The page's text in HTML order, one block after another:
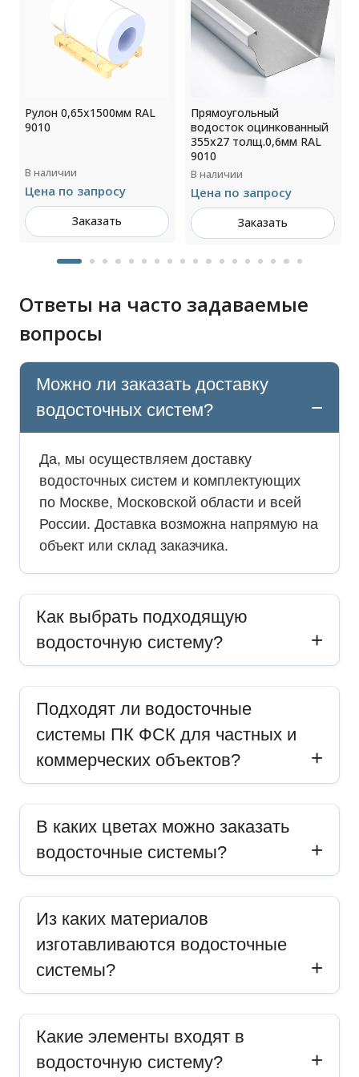
Рулон 0,65x1500мм RAL
9010
В наличии
Цена по запросу
Заказать
Прямоугольный
водосток оцинкованный
355х27 толщ.0,6мм RAL
9010
В наличии
Цена по запросу
Заказать
Ответы на часто задаваемые
вопросы
Можно ли заказать доставку
водосточных систем?
Да, мы осуществляем доставку
водосточных систем и комплектующих
по Москве, Московской области и всей
России. Доставка возможна напрямую на
объект или склад заказчика.
Как выбрать подходящую
водосточную систему?
Подходят ли водосточные
системы ПК ФСК для частных и
коммерческих объектов?
В каких цветах можно заказать
водосточные системы?
Из каких материалов
изготавливаются водосточные
системы?
Какие элементы входят в
водосточную систему?